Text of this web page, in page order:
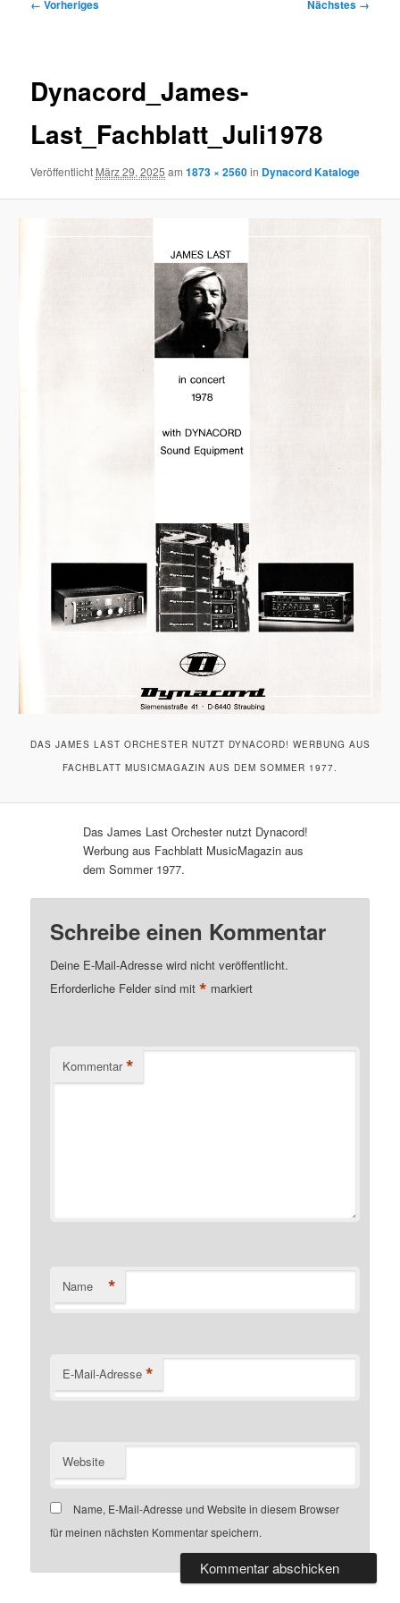
← Vorheriges Nächstes →
Dynacord_James-
Last_Fachblatt_Juli1978
Veröffentlicht März 29, 2025 am1873 × 2560in Dynacord Kataloge
DAS JAMES LAST ORCHESTER NUTZT DYNACORD! WERBUNG AUS
FACHBLATT MUSICMAGAZIN AUS DEM SOMMER 1977.
Das James Last Orchester nutzt Dynacord!
Werbung aus Fachblatt MusicMagazin aus
dem Sommer 1977.
Schreibe einen Kommentar
Deine E-Mail-Adresse wird nicht veröffentlicht.
Erforderliche Felder sind mit* markiert
Kommentar *
Name *
E-Mail-Adresse *
Website
Name, E-Mail-Adresse und Website in diesem Browser
für meinen nächsten Kommentar speichern.